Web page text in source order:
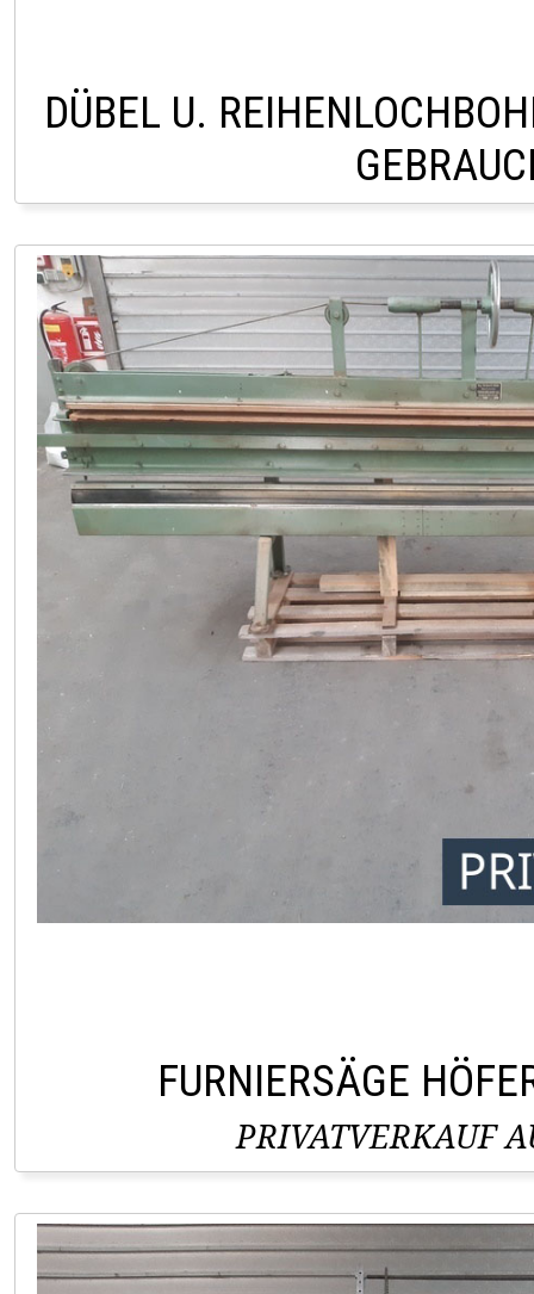
DÜBEL U.
FURNIERSÄGE
PRIVATVERKAUF